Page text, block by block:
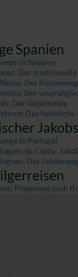
Spanien
in Spanien
Der traditionelle
Der Küstenweg
Der
Der Geheimtipp
Das heimliche
in Portugal
da Costa:
Der
Pilgerweg nach